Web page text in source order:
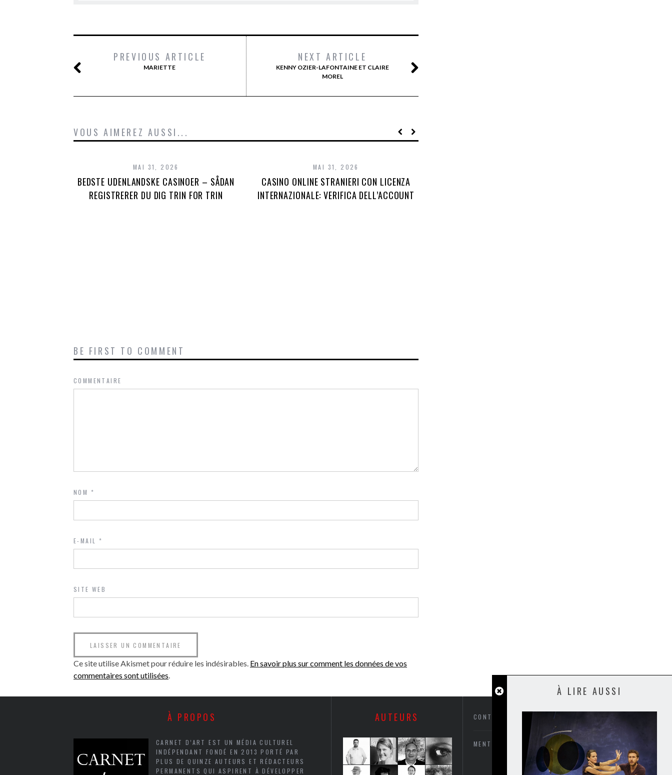
PREVIOUS ARTICLE
MARIETTE
NEXT ARTICLE
KENNY OZIER-LAFONTAINE ET CLAIRE
MOREL
VOUS AIMEREZ AUSSI...
MAI 31, 2026
BEDSTE UDENLANDSKE CASINOER – SÅDAN
REGISTRERER DU DIG TRIN FOR TRIN
MAI 31, 2026
CASINO ONLINE STRANIERI CON LICENZA
INTERNAZIONALE: VERIFICA DELL’ACCOUNT
BE FIRST TO COMMENT
COMMENTAIRE
NOM *
E-MAIL *
SITE WEB
Ce site utilise Akismet pour réduire les indésirables. En savoir plus sur comment les données de vos
commentaires sont utilisées
À LIRE AUSSI
À PROPOS
CARNET D’ART EST UN MÉDIA CULTUREL
INDÉPENDANT FONDÉ EN 2013 PORTÉ PAR
PLUS DE QUINZE AUTEURS ET RÉDACTEURS
PERMANENTS QUI ASPIRENT À DÉVELOPPER
AUTEURS CONTACTEZ-NOUS
MENTIONS LÉGALES